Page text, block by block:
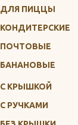
ДЛЯ ПИЦЦЫ
КОНДИТЕРСКИЕ
ПОЧТОВЫЕ
БАНАНОВЫЕ
С КРЫШКОЙ
С РУЧКАМИ